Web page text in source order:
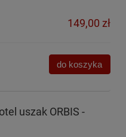
149,00 zł
do koszyka
uszak ORBIS -